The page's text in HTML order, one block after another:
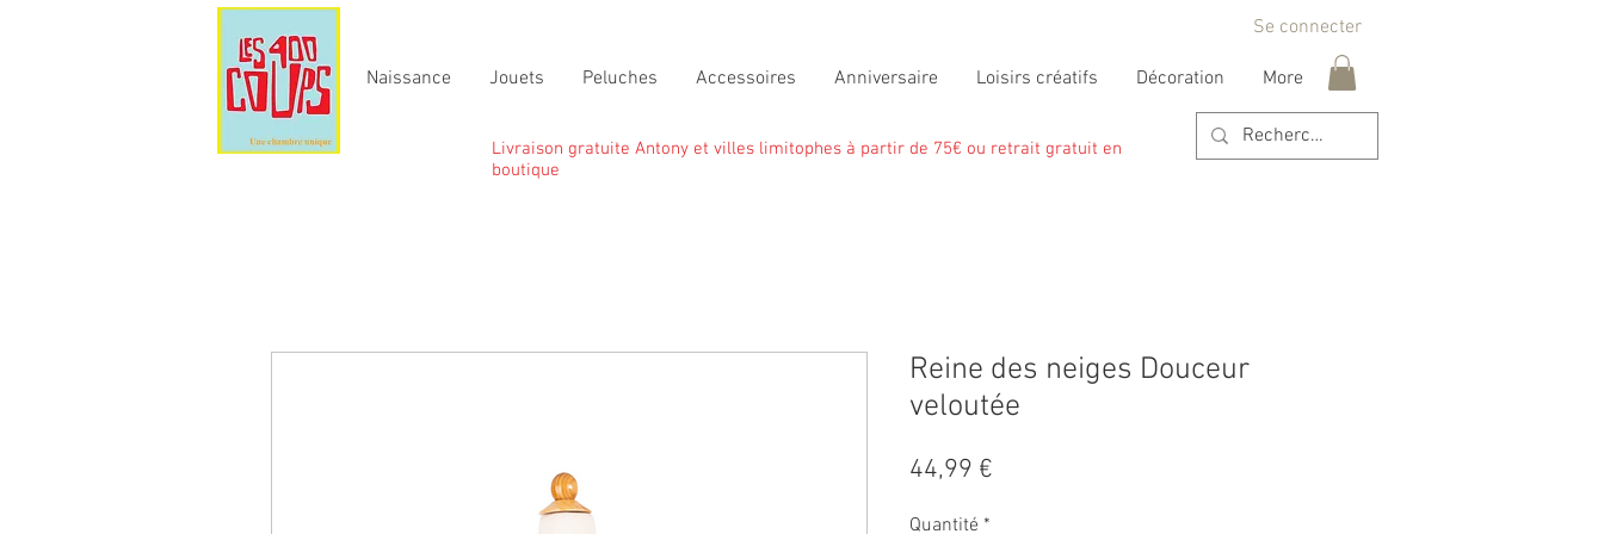
Se connecter
Naissance Jouets Peluches Accessoires Anniversaire Loisirs créatifs Décoration More
Livraison gratuite Antony et villes limitophes à partir de 75€ ou retrait gratuit en
boutique
Reine des neiges Douceur
veloutée
44,99 €
Quantité *